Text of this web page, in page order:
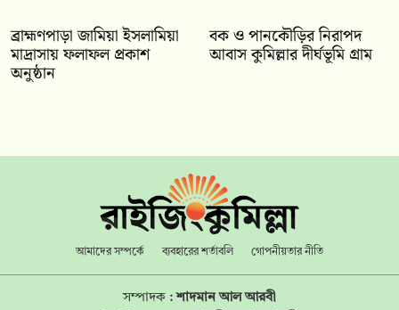
‎ব্রাহ্মণপাড়া জামিয়া ইসলামিয়া
মাদ্রাসায় ফলাফল প্রকাশ
অনুষ্ঠান
বক ও পানকৌড়ির নিরাপদ
আবাস কুমিল্লার দীর্ঘভূমি গ্রাম
আমাদের সম্পর্কে ব্যবহারের শর্তাবলি গোপনীয়তার নীতি
সম্পাদক :শাদমান আল আরবী